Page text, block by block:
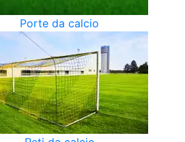
Porte da calcio